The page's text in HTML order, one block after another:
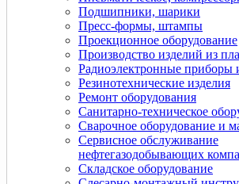
Подшипники, шарики
Пресс-формы, штампы
Проекционное оборудование
Производство изделий из
Радиоэлектронные приборы
Резинотехнические изделия
Ремонт оборудования
Санитарно-техническое
Сварочное оборудование и
Сервисное обслуживание
нефтегазодобывающих
Складское оборудование